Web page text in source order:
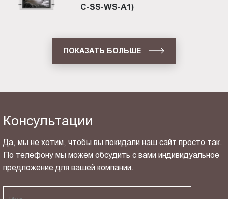
C-SS-WS-A1)
ПОКАЗАТЬ БОЛЬШЕ
Консультации
Да, мы не хотим, чтобы вы покидали наш сайт просто так.
По телефону мы можем обсудить с вами индивидуальное
предложение для вашей компании.